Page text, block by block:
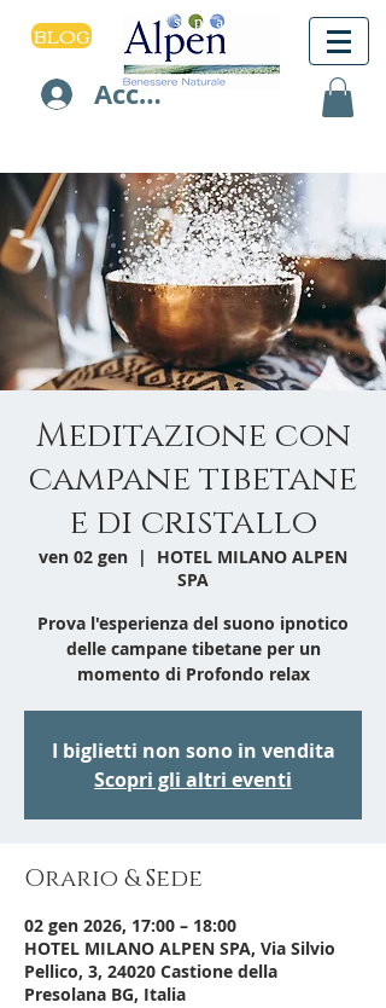
BLOG
Accedi
Meditazione con
campane tibetane
e di cristallo
ven 02 gen
  |
HOTEL MILANO ALPEN
SPA
Prova l'esperienza del suono ipnotico
delle campane tibetane per un
momento di Profondo relax
I biglietti non sono in vendita
Scopri gli altri eventi
Orario & Sede
02 gen 2026, 17:00 – 18:00
HOTEL MILANO ALPEN SPA, Via Silvio
Pellico, 3, 24020 Castione della
Presolana BG, Italia